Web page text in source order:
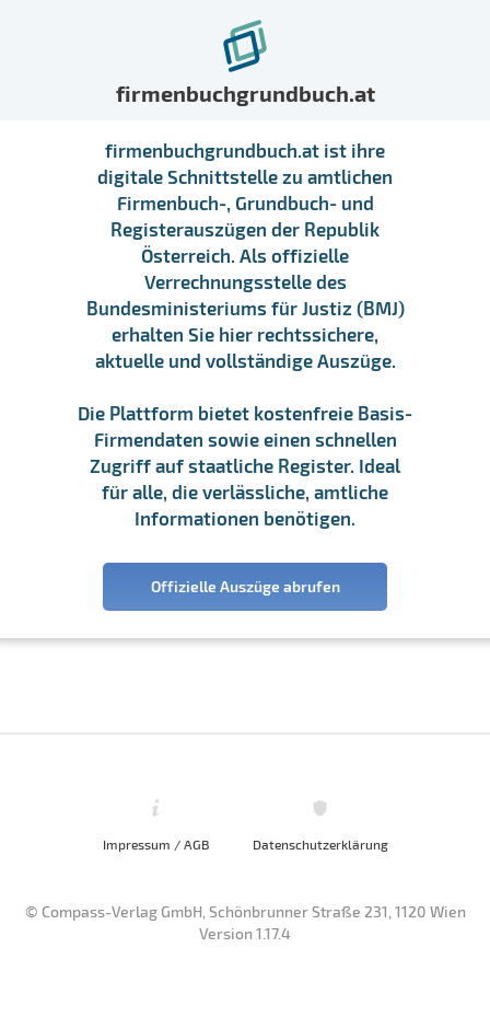
firmenbuchgrundbuch.at
firmenbuchgrundbuch.at ist ihre
digitale Schnittstelle zu amtlichen
Firmenbuch-, Grundbuch- und
Registerauszügen der Republik
Österreich. Als offizielle
Verrechnungsstelle des
Bundesministeriums für Justiz (BMJ)
erhalten Sie hier rechtssichere,
aktuelle und vollständige Auszüge.
Die Plattform bietet kostenfreie Basis-
Firmendaten sowie einen schnellen
Zugriff auf staatliche Register. Ideal
für alle, die verlässliche, amtliche
Informationen benötigen.
Offizielle Auszüge abrufen
Impressum / AGB Datenschutzerklärung
© Compass-Verlag GmbH, Schönbrunner Straße 231, 1120 Wien
Version 1.17.4